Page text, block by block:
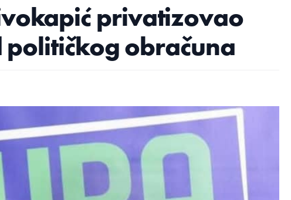
privatizovao
političkog obračuna